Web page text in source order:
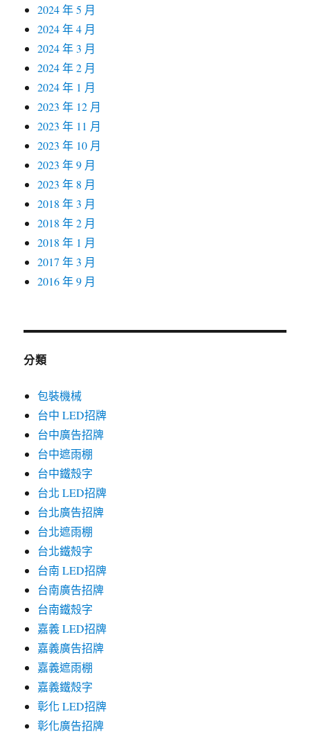
2024 年 5 月
2024 年 4 月
2024 年 3 月
2024 年 2 月
2024 年 1 月
2023 年 12 月
2023 年 11 月
2023 年 10 月
2023 年 9 月
2023 年 8 月
2018 年 3 月
2018 年 2 月
2018 年 1 月
2017 年 3 月
2016 年 9 月
分類
包裝機械
台中 LED招牌
台中廣告招牌
台中遮雨棚
台中鐵殼字
台北 LED招牌
台北廣告招牌
台北遮雨棚
台北鐵殼字
台南 LED招牌
台南廣告招牌
台南鐵殼字
嘉義 LED招牌
嘉義廣告招牌
嘉義遮雨棚
嘉義鐵殼字
彰化 LED招牌
彰化廣告招牌